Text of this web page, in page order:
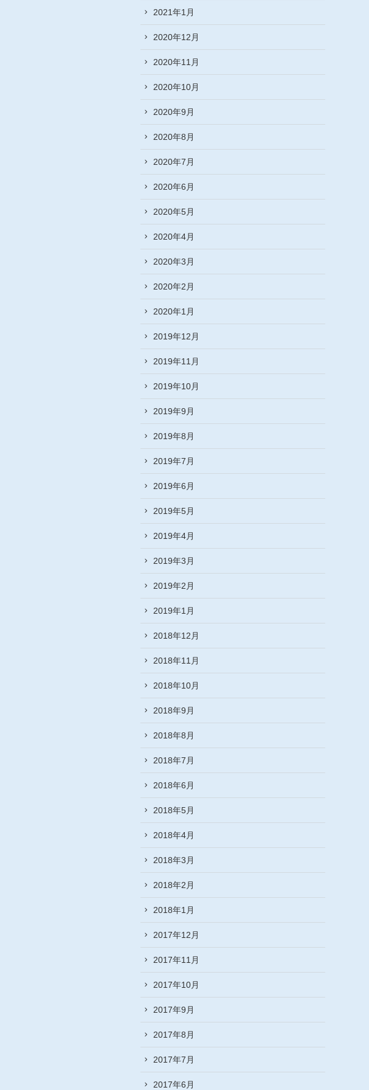
2021年1月
2020年12月
2020年11月
2020年10月
2020年9月
2020年8月
2020年7月
2020年6月
2020年5月
2020年4月
2020年3月
2020年2月
2020年1月
2019年12月
2019年11月
2019年10月
2019年9月
2019年8月
2019年7月
2019年6月
2019年5月
2019年4月
2019年3月
2019年2月
2019年1月
2018年12月
2018年11月
2018年10月
2018年9月
2018年8月
2018年7月
2018年6月
2018年5月
2018年4月
2018年3月
2018年2月
2018年1月
2017年12月
2017年11月
2017年10月
2017年9月
2017年8月
2017年7月
2017年6月